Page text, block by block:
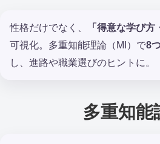
性格だけでなく、 「得意な学び方
可視化。多重知能理論（MI）で8
し、進路や職業選びのヒントに。
多重知能